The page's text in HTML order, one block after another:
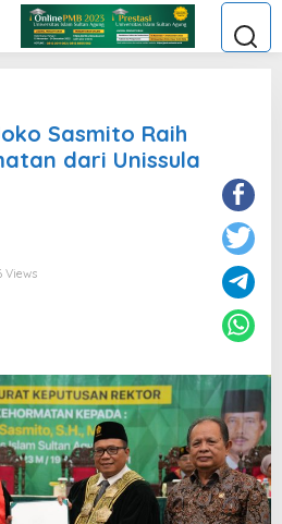
Sasmito Raih
dari Unissula
Views